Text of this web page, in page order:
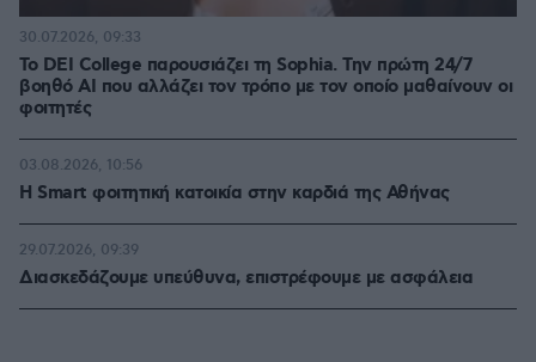
Το DEI College παρουσιάζει τη Sophia. Την πρώτη 24/7
βοηθό AI που αλλάζει τον τρόπο με τον οποίο μαθαίνουν οι
φοιτητές
30.07.2026, 09:33
Η Smart φοιτητική κατοικία στην καρδιά της Αθήνας
03.08.2026, 10:56
Διασκεδάζουμε υπεύθυνα, επιστρέφουμε με ασφάλεια
29.07.2026, 09:39